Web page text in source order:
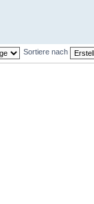
Sortiere nach